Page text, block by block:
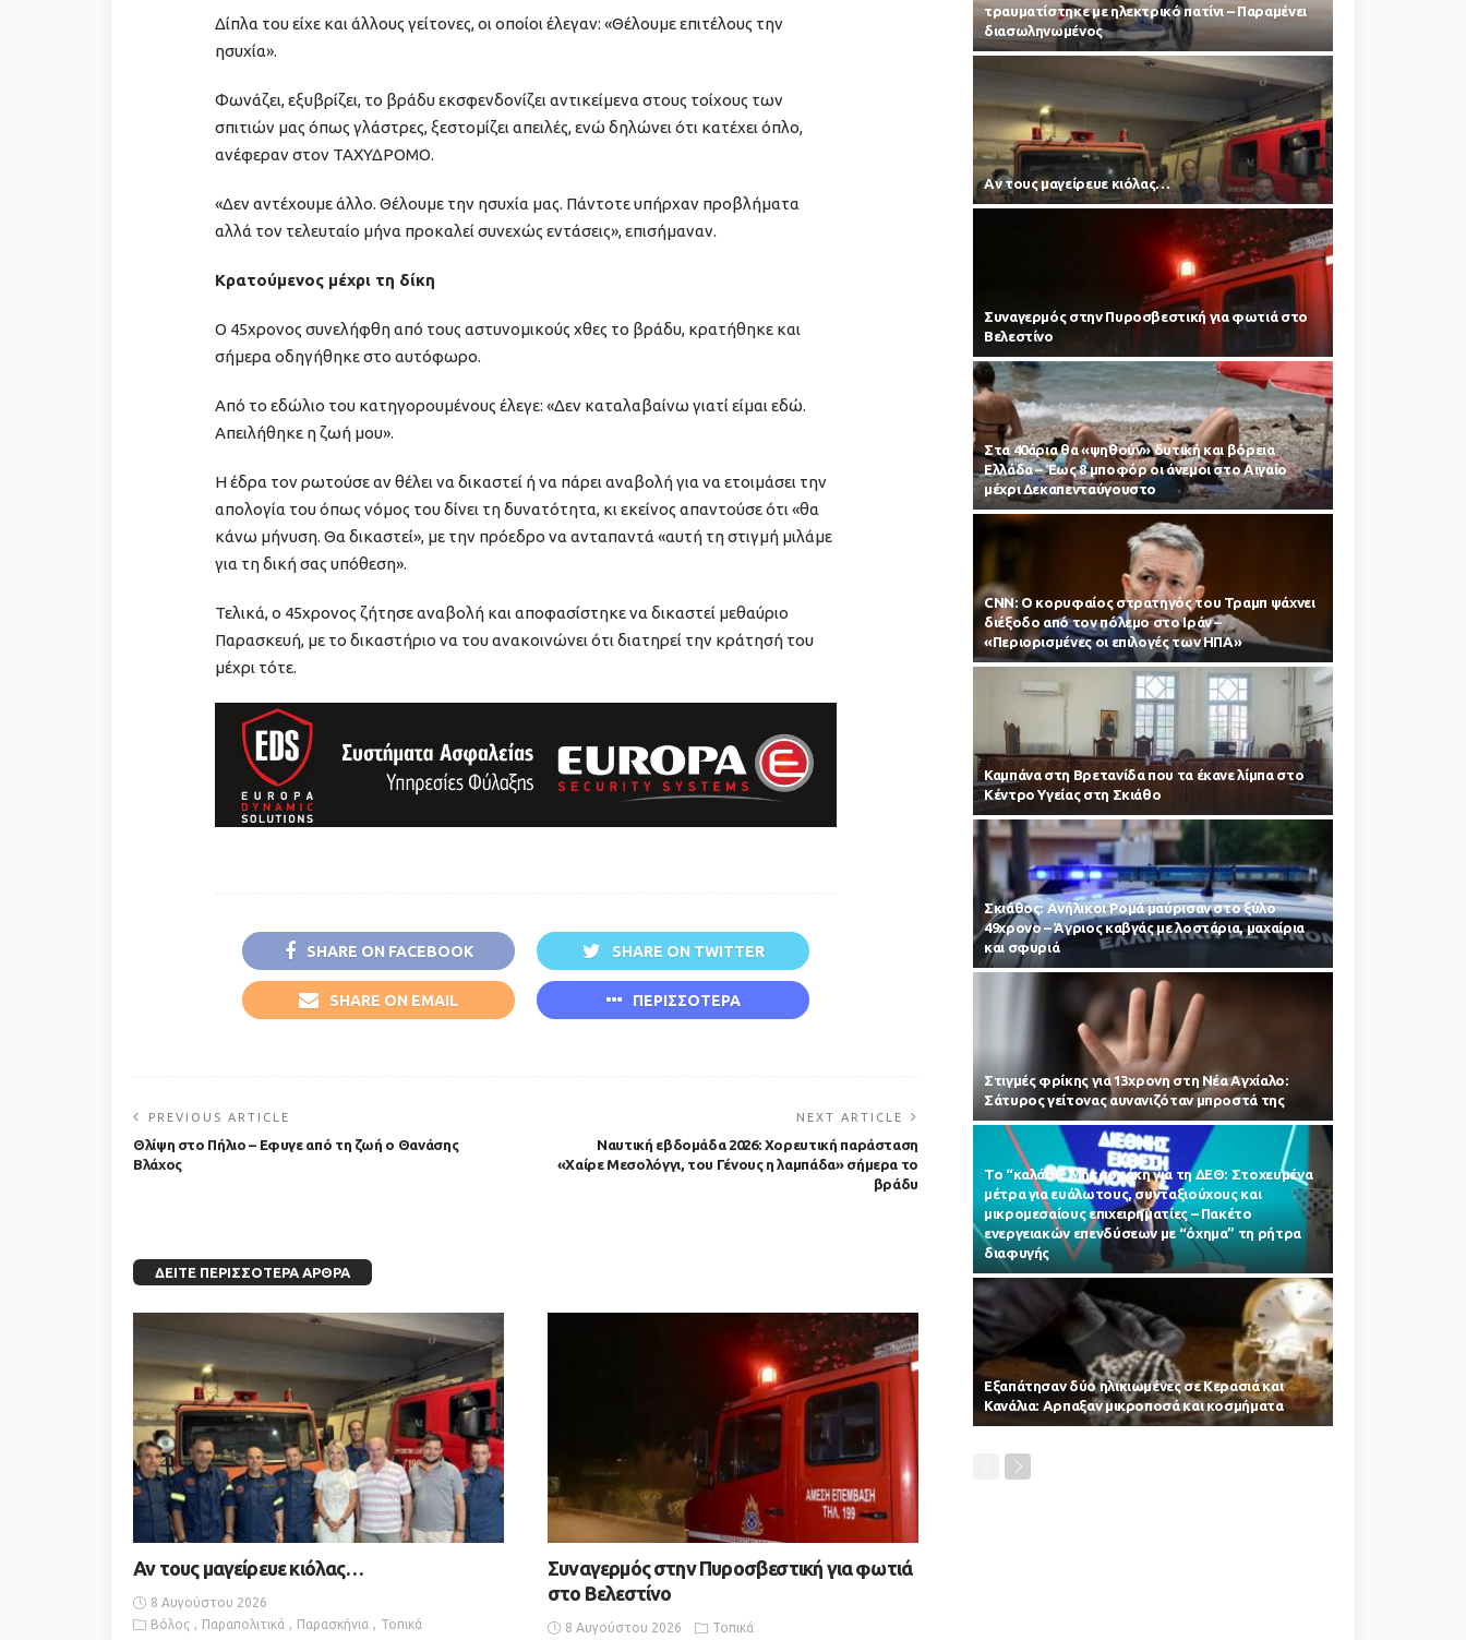
Δίπλα του είχε και άλλους γείτονες, οι οποίοι έλεγαν: «Θέλουμε επιτέλους την
ησυχία».
Φωνάζει, εξυβρίζει, το βράδυ εκσφενδονίζει αντικείμενα στους τοίχους των
σπιτιών μας όπως γλάστρες, ξεστομίζει απειλές, ενώ δηλώνει ότι κατέχει όπλο,
ανέφεραν στον ΤΑΧΥΔΡΟΜΟ.
«Δεν αντέχουμε άλλο. Θέλουμε την ησυχία μας. Πάντοτε υπήρχαν προβλήματα
αλλά τον τελευταίο μήνα προκαλεί συνεχώς εντάσεις», επισήμαναν.
Κρατούμενος μέχρι τη δίκη
Ο 45χρονος συνελήφθη από τους αστυνομικούς χθες το βράδυ, κρατήθηκε και
σήμερα οδηγήθηκε στο αυτόφωρο.
Από το εδώλιο του κατηγορουμένους έλεγε: «Δεν καταλαβαίνω γιατί είμαι εδώ.
Απειλήθηκε η ζωή μου».
Η έδρα τον ρωτούσε αν θέλει να δικαστεί ή να πάρει αναβολή για να ετοιμάσει την
απολογία του όπως νόμος του δίνει τη δυνατότητα, κι εκείνος απαντούσε ότι «θα
κάνω μήνυση. Θα δικαστεί», με την πρόεδρο να ανταπαντά «αυτή τη στιγμή μιλάμε
για τη δική σας υπόθεση».
Τελικά, ο 45χρονος ζήτησε αναβολή και αποφασίστηκε να δικαστεί μεθαύριο
Παρασκευή, με το δικαστήριο να του ανακοινώνει ότι διατηρεί την κράτησή του
μέχρι τότε.
SHARE ON FACEBOOK SHARE ON TWITTER
SHARE ON EMAIL ΠΕΡΙΣΣΟΤΕΡΑ
PREVIOUS ARTICLE
Θλίψη στο Πήλιο – Εφυγε από τη ζωή ο Θανάσης
Βλάχος
NEXT ARTICLE
Ναυτική εβδομάδα 2026: Χορευτική παράσταση
«Χαίρε Μεσολόγγι, του Γένους η λαμπάδα» σήμερα το
βράδυ
ΔΕΊΤΕ ΠΕΡΙΣΣΌΤΕΡΑ ΆΡΘΡΑ
Αν τους μαγείρευε κιόλας…
8 Αυγούστου 2026
Βόλος
Παραπολιτικά Παρασκήνια Τοπικά
Συναγερμός στην Πυροσβεστική για φωτιά
στο Βελεστίνο
8 Αυγούστου 2026 Τοπικά
τραυματίστηκε με ηλεκτρικό πατίνι – Παραμένει
διασωληνωμένος
Αν τους μαγείρευε κιόλας…
Συναγερμός στην Πυροσβεστική για φωτιά στο
Βελεστίνο
Στα 40άρια θα «ψηθούν» δυτική και βόρεια
Ελλάδα – Έως 8 μποφόρ οι άνεμοι στο Αιγαίο
μέχρι Δεκαπενταύγουστο
CNN: Ο κορυφαίος στρατηγός του Τραμπ ψάχνει
διέξοδο από τον πόλεμο στο Ιράν –
«Περιορισμένες οι επιλογές των ΗΠΑ»
Καμπάνα στη Βρετανίδα που τα έκανε λίμπα στο
Κέντρο Υγείας στη Σκιάθο
Σκιάθος: Ανήλικοι Ρομά μαύρισαν στο ξύλο
49χρονο – Άγριος καβγάς με λοστάρια, μαχαίρια
και σφυριά
Στιγμές φρίκης για 13χρονη στη Νέα Αγχίαλο:
Σάτυρος γείτονας αυνανιζόταν μπροστά της
Το “καλάθι” Μητσοτάκη για τη ΔΕΘ: Στοχευμένα
μέτρα για ευάλωτους, συνταξιούχους και
μικρομεσαίους επιχειρηματίες – Πακέτο
ενεργειακών επενδύσεων με “όχημα” τη ρήτρα
διαφυγής
Εξαπάτησαν δύο ηλικιωμένες σε Κερασιά και
Κανάλια: Αρπαξαν μικροποσά και κοσμήματα